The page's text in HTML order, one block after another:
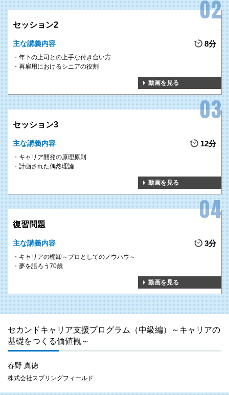
セッション2
主な講義内容 8分
年下の上司との上手な付き合い方
再雇用におけるシニアの役割
動画を見る
セッション3
主な講義内容 12分
キャリア開発の原理原則
計画された偶然理論
動画を見る
復習問題
主な講義内容 3分
キャリアの棚卸～プロとしてのノウハウ～
夢を語ろう70歳
動画を見る
セカンドキャリア支援プログラム（中級編）～キャリアの
基礎をつくる価値観～
春野 真徳
株式会社スプリングフィールド